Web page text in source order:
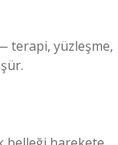
terapi, yüzleşme,